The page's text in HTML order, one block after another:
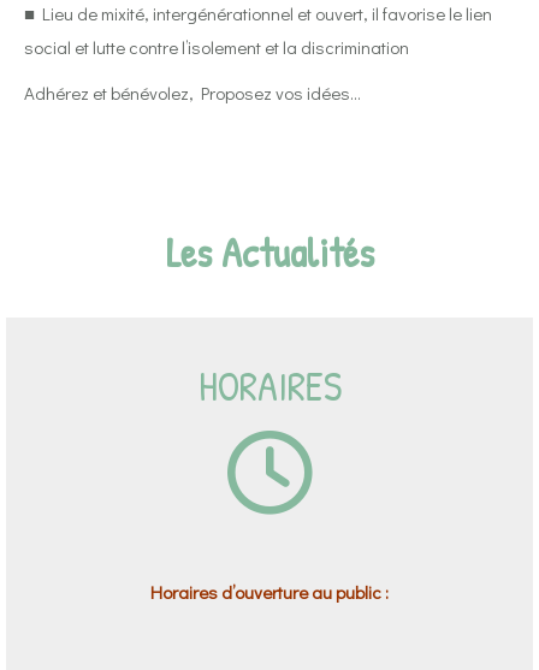
■ Lieu de mixité, intergénérationnel et ouvert, il favorise le lien
social et lutte contre l’isolement et la discrimination
Adhérez et bénévolez, Proposez vos idées…
Les Actualités
HORAIRES
Horaires d’ouverture au public :